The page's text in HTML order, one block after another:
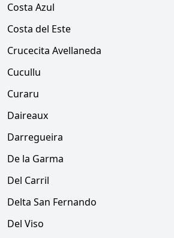
Costa Azul
Costa del Este
Crucecita Avellaneda
Cucullu
Curaru
Daireaux
Darregueira
De la Garma
Del Carril
Delta San Fernando
Del Viso